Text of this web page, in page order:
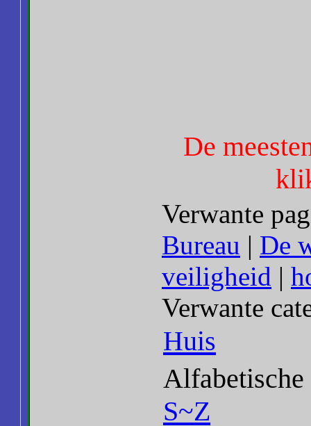
De
Verwante
Bureau | De
veiligheid |
Verwante
Huis
S~Z